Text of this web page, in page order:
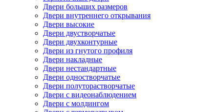
Двери больших размеров
Двери внутреннего открывания
Двери высокие
Двери двустворчатые
Двери двухконтурные
Двери из гнутого профиля
Двери накладные
Двери нестандартные
Двери одностворчатые
Двери полуторастворчатые
Двери с видеонаблюдением
Двери с молдингом